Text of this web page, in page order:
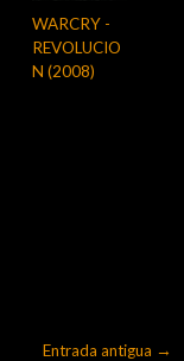
WARCRY -
REVOLUCIO
N (2008)
Entrada antigua →